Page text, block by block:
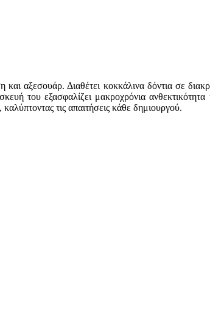
και αξεσουάρ. Διαθέτει κοκκάλινα δόντια σε
του εξασφαλίζει μακροχρόνια ανθεκτικότητα
τις απαιτήσεις κάθε δημιουργού.